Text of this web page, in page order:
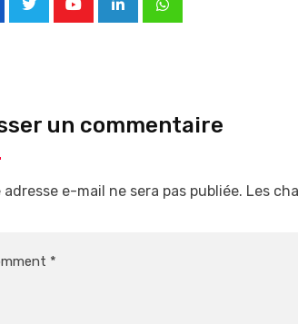
un commentaire
adresse e-mail ne sera pas publiée. Les